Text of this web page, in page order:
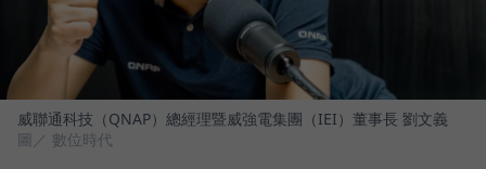
威聯通科技（QNAP）總經理暨威強電集團（IEI）董事長 劉文義
圖／ 數位時代